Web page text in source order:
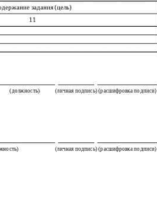
задания (цель)
11
(должность) (личная подпись) (расшифровка подписи)
(личная подпись) (расшифровка подписи)